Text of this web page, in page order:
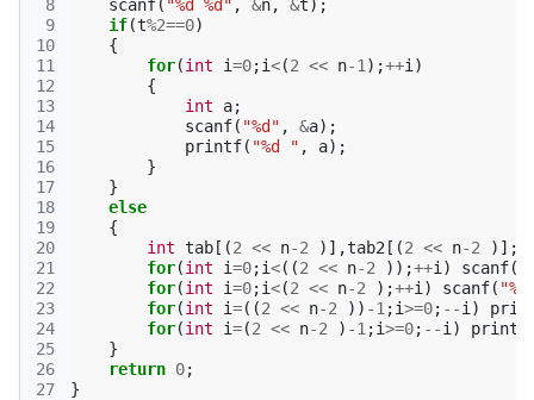
8
9
10
11
12
13
14
15
16
17
18
19
20
21
22
23
24
25
26
27
scanf( "%d %d" , &n, &t);
if(t%2==0)
{
for(int i=0;i<(2 << n-1 );++i )
{
int
a;
scanf( "%d" , &a);
printf( "%d " , a);
}
}
else
{
int tab [(2 << n-2 )],tab2 [(2 << n-2
)];
for(int i=0;i<((2 << n-2 ));++i ) scanf(
for(int i=0;i<(2 << n-2 );++i ) scanf(
for(int i=((2 << n-2 )) -1 ;i>=0; --i )
for(int i=(2 << n-2 ) -1 ;i>=0; --i ) printf
}
return 0;
}